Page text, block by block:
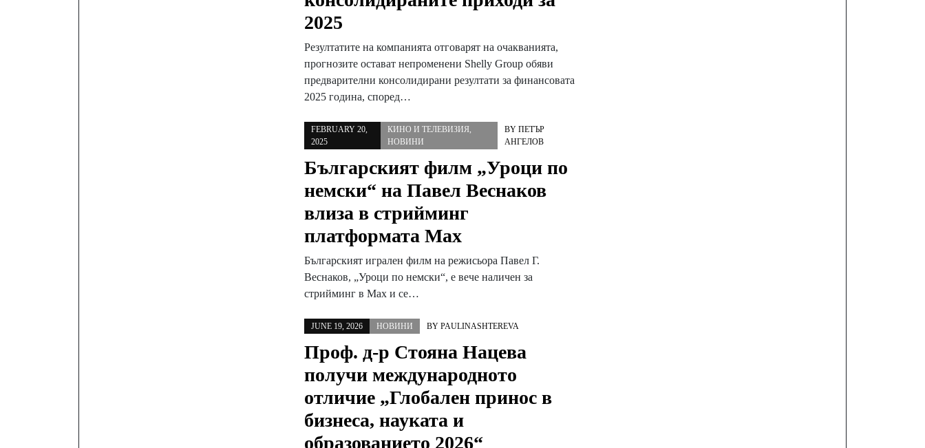
2025
Резултатите на компанията отговарят на очакванията,
прогнозите остават непроменени Shelly Group обяви
предварителни консолидирани резултати за финансовата
2025 година, според…
FEBRUARY 20,
2025
КИНО И ТЕЛЕВИЗИЯ,
НОВИНИ
BY ПЕТЪР
АНГЕЛОВ
Българският филм „Уроци по
немски“ на Павел Веснаков
влиза в стрийминг
платформата Max
Българският игрален филм на режисьора Павел Г.
Веснаков, „Уроци по немски“, е вече наличен за
стрийминг в Max и се…
JUNE 19, 2026 НОВИНИ BY PAULINASHTEREVA
Проф. д-р Стояна Нацева
получи международното
отличие „Глобален принос в
бизнеса, науката и
образованието 2026“